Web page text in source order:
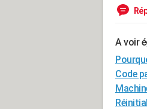
A voir
Code